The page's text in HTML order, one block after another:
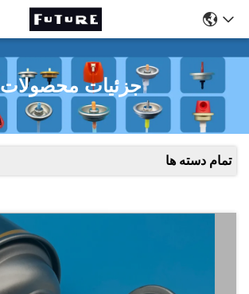
جزئیات محصولات
تمام دسته ها